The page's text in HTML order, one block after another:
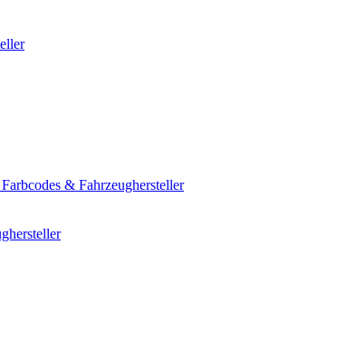
& Fahrzeughersteller